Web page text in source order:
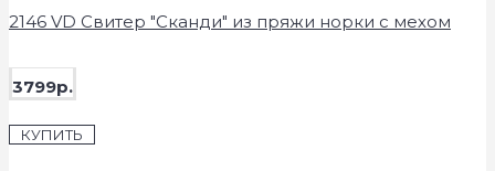
2146 VD Свитер "Сканди" из пряжи норки с мехом
3799р.
КУПИТЬ